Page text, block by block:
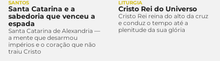
SANTOS
Santa Catarina e a
sabedoria que venceu a
espada
Santa Catarina de Alexandria —
a mente que desarmou
impérios e o coração que não
traiu Cristo
LITURGIA
Cristo Rei do Universo
Cristo Rei reina do alto da cruz
e conduz o tempo até a
plenitude da sua glória